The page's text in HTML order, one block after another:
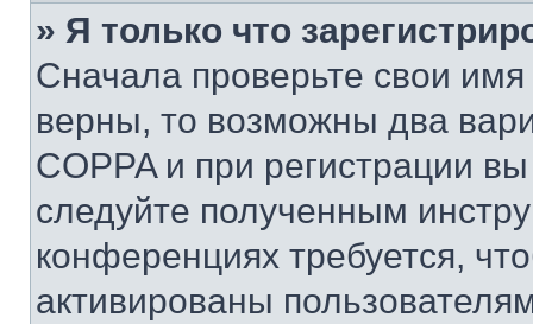
» Я только что
Сначала проверьте свои
верны, то возможны два
COPPA и при регистрации
следуйте полученным
конференциях требуется,
активированы